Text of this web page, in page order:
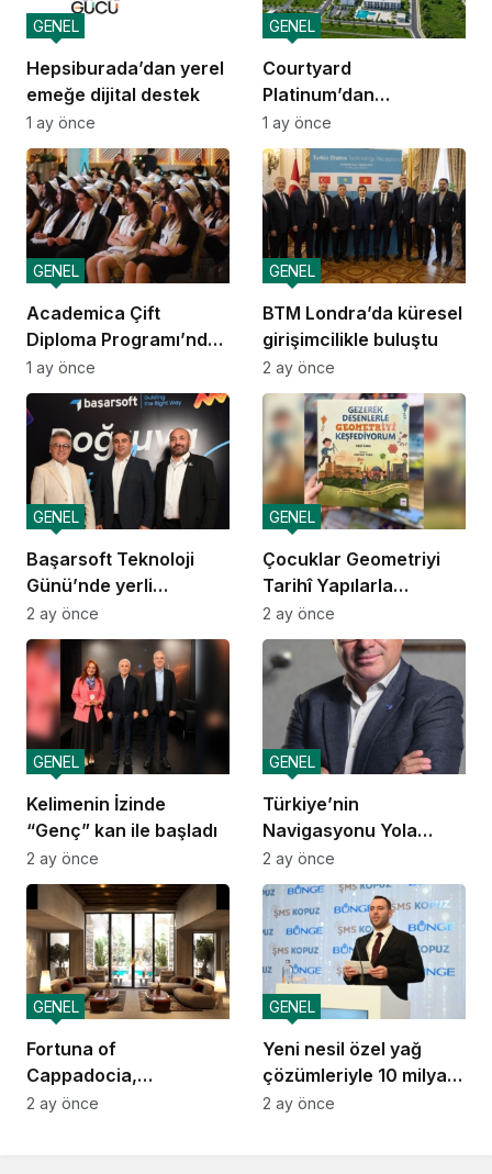
Hepsiburada’dan yerel
emeğe dijital destek
GENEL
1 ay önce
Courtyard
Platinum’dan
yatırımcılara 10 yıllık
amortisman güvencesi
GENEL
1 ay önce
Academica Çift
Diploma Programı’nda
mezuniyet heyecanı
GENEL
1 ay önce
BTM Londra’da küresel
girişimcilikle buluştu
GENEL
2 ay önce
Başarsoft Teknoloji
Günü’nde yerli
navigasyon
GENEL
2 ay önce
Çocuklar Geometriyi
Tarihî Yapılarla
Öğreniyor
GENEL
2 ay önce
Kelimenin İzinde
“Genç” kan ile başladı
GENEL
2 ay önce
Türkiye’nin
Navigasyonu Yola
Çıkıyor
GENEL
2 ay önce
Fortuna of
Cappadocia,
Autograph Collection
GENEL
2 ay önce
Yeni nesil özel yağ
çözümleriyle 10 milyar
dolarlık ihracat vizyonu
GENEL
2 ay önce